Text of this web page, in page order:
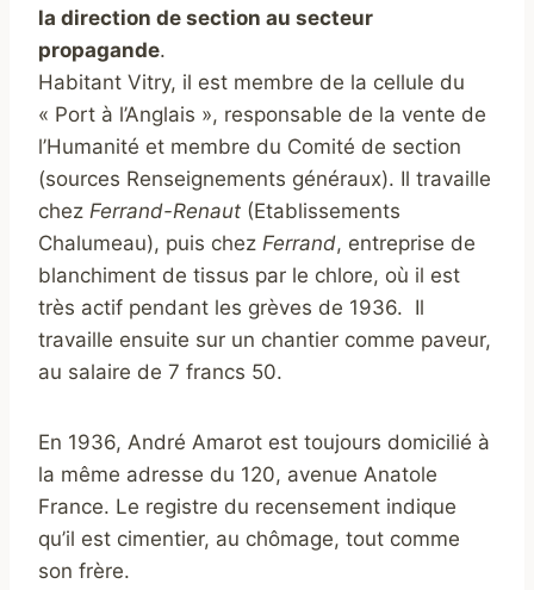
la direction de section au secteur
propagande.
Habitant Vitry, il est membre de la cellule du
« Port à l’Anglais », responsable de la vente de
l’Humanité et membre du Comité de section
(sources Renseignements généraux). Il travaille
chez Ferrand-Renaut (Etablissements
Chalumeau), puis chez Ferrand, entreprise de
blanchiment de tissus par le chlore, où il est
très actif pendant les grèves de 1936. Il
travaille ensuite sur un chantier comme paveur,
au salaire de 7 francs 50.
En 1936, André Amarot est toujours domicilié à
la même adresse du 120, avenue Anatole
France. Le registre du recensement indique
qu’il est cimentier, au chômage, tout comme
son frère.